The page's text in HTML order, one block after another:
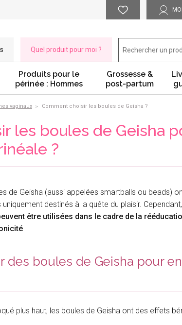
Quel produit pour moi ?
Produits pour le
périnée : Hommes
Grossesse &
post-partum
vaginaux Comment choisir les boules de Geisha ?
les boules de Geisha
?
de Geisha (aussi appelées smartballs ou beads)
destinés à la quête du plaisir.
être utilisées dans le cadre de la
.
des boules de Geisha pour
plus haut, les boules de Geisha ont des effets